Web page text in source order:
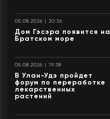
05.08.2026 | 20:36
Дом Гэсэра появится на
Братском море
05.08.2026 | 19:38
В Улан-Удэ пройдет
форум по переработке
лекарственных
растений